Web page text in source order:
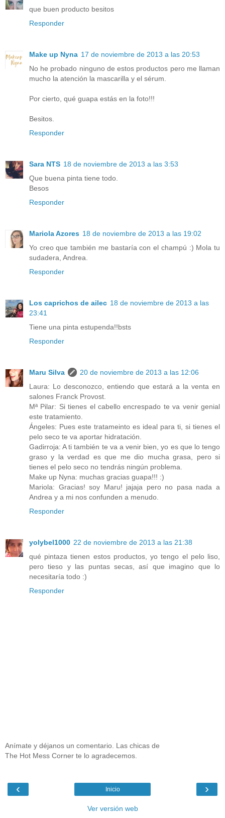
que buen producto besitos
Responder
Make up Nyna 17 de noviembre de 2013 a las 20:53
No he probado ninguno de estos productos pero me llaman
mucho la atención la mascarilla y el sérum.
Por cierto, qué guapa estás en la foto!!!
Besitos.
Responder
Sara NTS 18 de noviembre de 2013 a las 3:53
Que buena pinta tiene todo.
Besos
Responder
Mariola Azores 18 de noviembre de 2013 a las 19:02
Yo creo que también me bastaría con el champú :) Mola tu
sudadera, Andrea.
Responder
Los caprichos de ailec 18 de noviembre de 2013 a las
23:41
Tiene una pinta estupenda!!bsts
Responder
Maru Silva
20 de noviembre de 2013 a las 12:06
Laura: Lo desconozco, entiendo que estará a la venta en
salones Franck Provost.
Mª Pilar: Si tienes el cabello encrespado te va venir genial
este tratamiento.
Ángeles: Pues este tratameinto es ideal para ti, si tienes el
pelo seco te va aportar hidratación.
Gadirroja: A ti también te va a venir bien, yo es que lo tengo
graso y la verdad es que me dio mucha grasa, pero si
tienes el pelo seco no tendrás ningún problema.
Make up Nyna: muchas gracias guapa!!! :)
Mariola: Gracias! soy Maru! jajaja pero no pasa nada a
Andrea y a mi nos confunden a menudo.
Responder
yolybel1000 22 de noviembre de 2013 a las 21:38
qué pintaza tienen estos productos, yo tengo el pelo liso,
pero tieso y las puntas secas, así que imagino que lo
necesitaría todo :)
Responder
Anímate y déjanos un comentario. Las chicas de
The Hot Mess Corner te lo agradecemos.
‹ ›
Inicio
Ver versión web